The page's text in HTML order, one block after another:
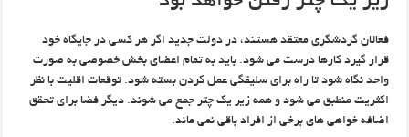
فعالان گردشگری معتقد هستند، در دولت جدید اگر هر کسی در جایگاه خود
قرار گیرد کارها درست می شود. باید به تمام اعضای بخش خصوصی به صورت
واحد نگاه شود تا راه برای سلیقگی عمل کردن بسته شود. توقعات اقلیت با نظر
اکثریت منطبق می شود و همه زیر یک چتر جمع می شوند. دیگر فضا برای تحقق
اضافه خواهی های برخی از افراد باقی نمی ماند.